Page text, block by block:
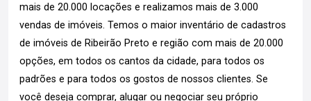
mais de 20.000 locações e realizamos mais de 3.000
vendas de imóveis. Temos o maior inventário de cadastros
de imóveis de Ribeirão Preto e região com mais de 20.000
opções, em todos os cantos da cidade, para todos os
padrões e para todos os gostos de nossos clientes. Se
você deseja comprar, alugar ou negociar seu próprio